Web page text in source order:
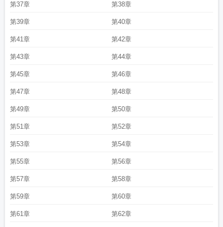
第37章 第38章
第39章 第40章
第41章 第42章
第43章 第44章
第45章 第46章
第47章 第48章
第49章 第50章
第51章 第52章
第53章 第54章
第55章 第56章
第57章 第58章
第59章 第60章
第61章 第62章